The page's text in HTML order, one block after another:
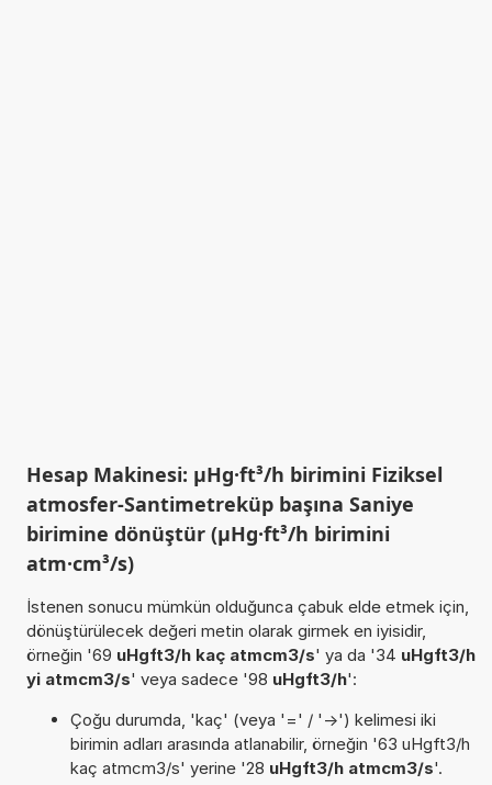
Hesap Makinesi: µHg·ft³/h birimini Fiziksel
atmosfer-Santimetreküp başına Saniye
birimine dönüştür (µHg·ft³/h birimini
atm·cm³/s)
İstenen sonucu mümkün olduğunca çabuk elde etmek için,
dönüştürülecek değeri metin olarak girmek en iyisidir,
örneğin '69 uHgft3/h kaç atmcm3/s' ya da '34 uHgft3/h
yi atmcm3/s' veya sadece '98 uHgft3/h':
Çoğu durumda, 'kaç' (veya '=' / '->') kelimesi iki
birimin adları arasında atlanabilir, örneğin '63 uHgft3/h
kaç atmcm3/s' yerine '28 uHgft3/h atmcm3/s'.